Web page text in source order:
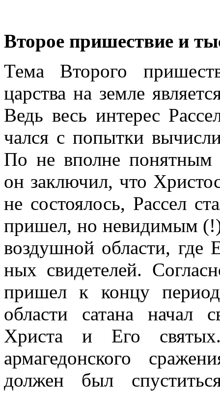
Второе пришествие и
Тема Второго
царства на земле
Ведь весь интерес
чался с попытки
По не вполне понятным
он заключил, что
не состоялось, Рассел
пришел, но невидимым (!)
воздушной области, где
ных свидетелей.
пришел к концу
области сатана начал
Христа и Его
армагедонского
должен был